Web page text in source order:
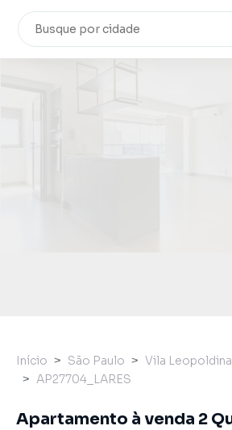
Início São Paulo Vila Leopoldina
AP27704_LARES
Apartamento à venda 2